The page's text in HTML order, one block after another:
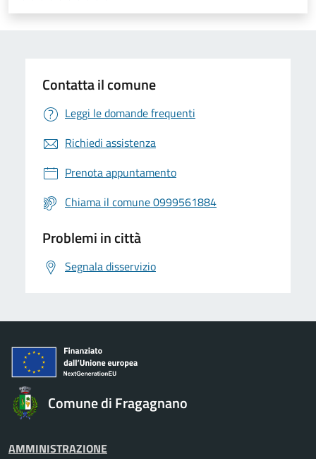
Valuta 5 stelle su 5
Valuta 4 stelle su 5
Valuta 3 stelle su 5
Valuta 2 stelle su 5
Valuta 1 stelle su 5
Contatta il comune
Leggi le domande frequenti
Richiedi assistenza
Prenota appuntamento
Chiama il comune 0999561884
Problemi in città
Segnala disservizio
Comune di Fragagnano
AMMINISTRAZIONE